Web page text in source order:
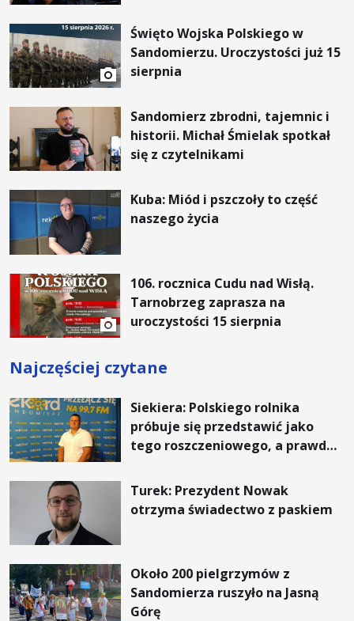
Święto Wojska Polskiego w
Sandomierzu. Uroczystości już 15
sierpnia
Sandomierz zbrodni, tajemnic i
historii. Michał Śmielak spotkał
się z czytelnikami
Kuba: Miód i pszczoły to część
naszego życia
106. rocznica Cudu nad Wisłą.
Tarnobrzeg zaprasza na
uroczystości 15 sierpnia
Najczęściej czytane
Siekiera: Polskiego rolnika
próbuje się przedstawić jako
tego roszczeniowego, a prawda
Turek: Prezydent Nowak
otrzyma świadectwo z paskiem
Około 200 pielgrzymów z
Sandomierza ruszyło na Jasną
Górę